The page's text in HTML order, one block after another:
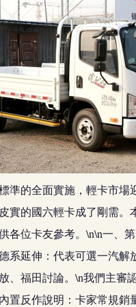
準的全面實施，輕卡市
實的國六輕卡成了剛需
各位卡友參考。\n\n一、
系延伸：代表可選一汽
、福田討論。\n我們主審
置反作說明：卡家常規